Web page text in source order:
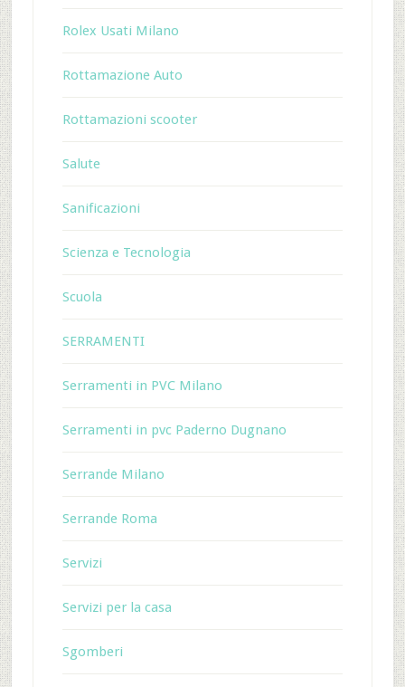
Rolex Usati Milano
Rottamazione Auto
Rottamazioni scooter
Salute
Sanificazioni
Scienza e Tecnologia
Scuola
SERRAMENTI
Serramenti in PVC Milano
Serramenti in pvc Paderno Dugnano
Serrande Milano
Serrande Roma
Servizi
Servizi per la casa
Sgomberi